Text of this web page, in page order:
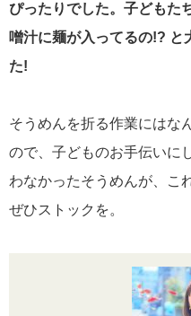
ぴったりでした。子どもた
噌汁に麺が入ってるの!? と
た!
そうめんを折る作業にはな
ので、子どものお手伝いに
わなかったそうめんが、こ
ぜひストックを。